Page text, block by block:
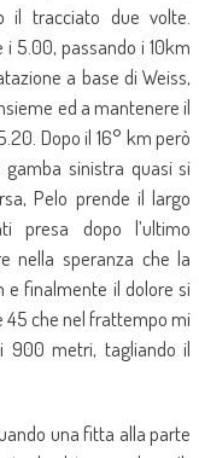
il tracciato due volte.
5.00, passando i 10km
a base di Weiss,
ed a mantenere il
Dopo il 16° km però
sinistra quasi si
Pelo prende il largo
presa dopo l’ultimo
nella speranza che la
e finalmente il dolore si
45 che nel frattempo mi
900 metri, tagliando il
una fitta alla parte